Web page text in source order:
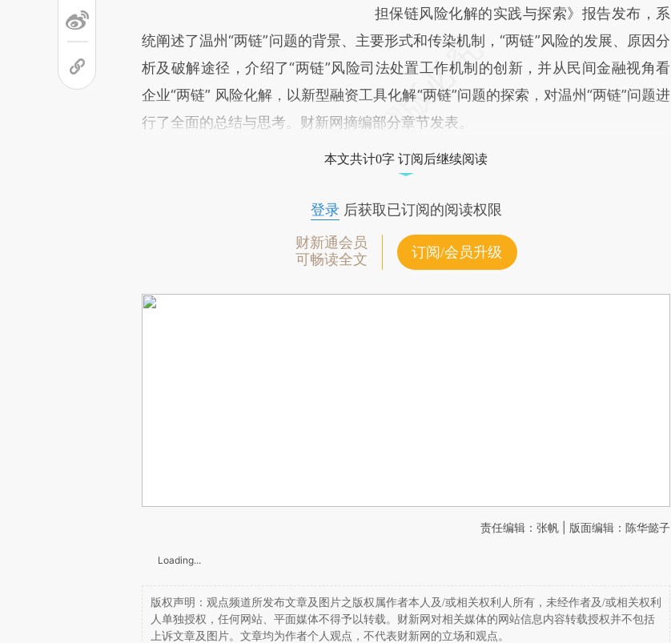
担保链风险化解的实践与探索》报告发布，系
统阐述了温州“两链”问题的背景、主要形式和传染机制，“两链”风险的发展、原因分
析及破解途径，介绍了“两链”风险司法处置工作机制的创新，并从民间金融视角看
企业“两链” 风险化解，以新型融资工具化解“两链”问题的探索，对温州“两链”问题进
行了全面的总结与思考。财新网摘编部分章节发表。
本文共计0字 订阅后继续阅读
登录后获取已订阅的阅读权限
财新通会员
可畅读全文
订阅/会员升级
责任编辑：张帆 | 版面编辑：陈华懿子
Loading...
版权声明：观点频道所发布文章及图片之版权属作者本人及/或相关权利人所有，未经作者及/或相关权利
人单独授权，任何网站、平面媒体不得予以转载。财新网对相关媒体的网站信息内容转载授权并不包括
上诉文章及图片。文章均为作者个人观点，不代表财新网的立场和观点。